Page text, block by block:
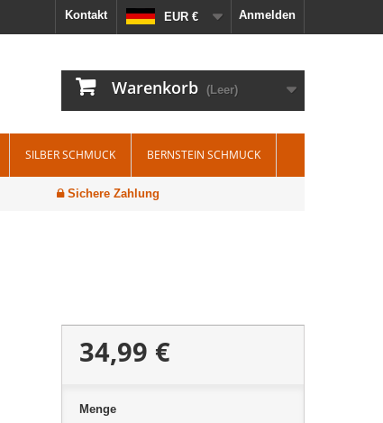
Anmelden
EUR €
Kontakt
Warenkorb (Leer)
SILBER SCHMUCK BERNSTEIN SCHMUCK
Sichere Zahlung
34,99 €
Menge